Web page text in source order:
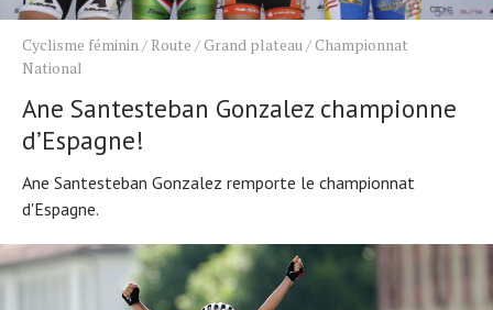
Cyclisme féminin/ Route / Grand plateau/ Championnat
National
Ane Santesteban Gonzalez championne
d’Espagne!
Ane Santesteban Gonzalez remporte le championnat
d'Espagne.